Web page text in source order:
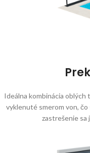
Ideálna kombinácia oblých
vyklenuté smerom von,
zastrešenie sa